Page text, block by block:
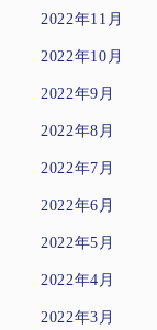
2022年11月
2022年10月
2022年9月
2022年8月
2022年7月
2022年6月
2022年5月
2022年4月
2022年3月